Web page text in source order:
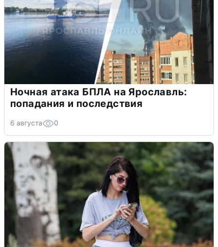
Ночная атака БПЛА на Ярославль:
попадания и последствия
6 августа 0